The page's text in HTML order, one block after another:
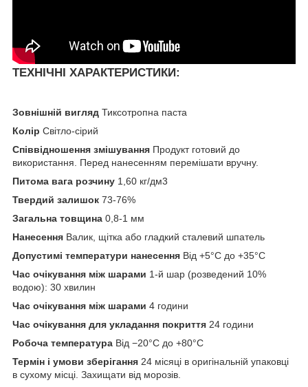
ТЕХНІЧНІ ХАРАКТЕРИСТИКИ:
Зовнішній вигляд Тиксотропна паста
Колір Світло-сірий
Співвідношення змішування Продукт готовий до
використання. Перед нанесенням перемішати вручну.
Питома вага розчину 1,60 кг/дм3
Твердий залишок 73-76%
Загальна товщина 0,8-1 мм
Нанесення Валик, щітка або гладкий сталевий шпатель
Допустимі температури нанесення Від +5°C до +35°C
Час очікування між шарами 1-й шар (розведений 10%
водою): 30 хвилин
Час очікування між шарами 4 години
Час очікування для укладання покриття 24 години
Робоча температура Від −20°C до +80°C
Термін і умови зберігання 24 місяці в оригінальній упаковці
в сухому місці. Захищати від морозів.